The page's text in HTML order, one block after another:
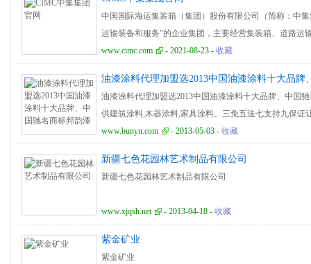
中国国际海运集装箱（集团）股份有限公司（简称：中
运输装备和服务”的企业集团，主要经营集装箱、道路运
机场设备、轨道装备、物流器材等装备的制造和服务。
www.cimc.com - 2021-08-23 - 收藏
油漆涂料代理加盟选2013中国油漆涂料十大品牌
油漆涂料代理加盟选2013中国油漆涂料十大品牌、中国
供建筑涂料,木器涂料,家具涂料。三免五送七支持九保证
www.bunyn.com
- 2013-05-03 - 收藏
新疆七色花园林艺术制品有限公司
新疆七色花园林艺术制品有限公司
www.xjqsh.net - 2013-04-18 - 收藏
紫金矿业
紫金矿业